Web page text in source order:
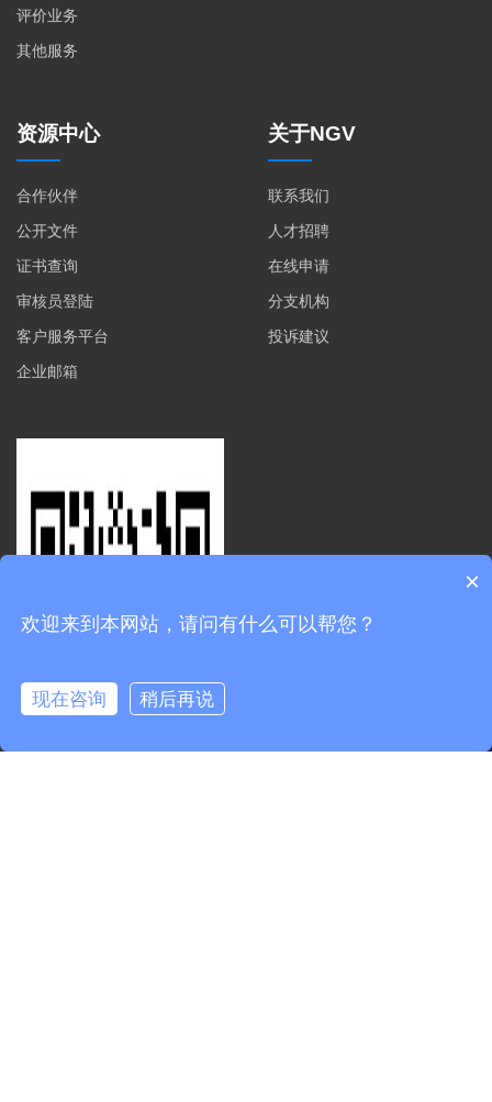
评价业务
其他服务
资源中心
合作伙伴
公开文件
证书查询
审核员登陆
客户服务平台
企业邮箱
关于NGV
联系我们
人才招聘
在线申请
分支机构
投诉建议
×
欢迎来到本网站，请问有什么可以帮您？
现在咨询 稍后再说